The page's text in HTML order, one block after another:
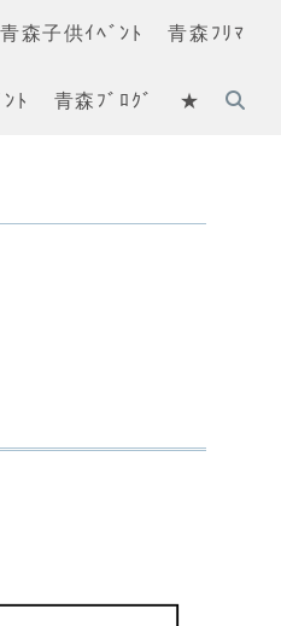
青森子供ｲﾍﾞﾝﾄ 青森ﾌﾘﾏ
ﾄ 青森ﾌﾞﾛｸﾞ ★